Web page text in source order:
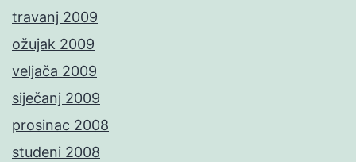
travanj 2009
ožujak 2009
veljača 2009
siječanj 2009
prosinac 2008
studeni 2008